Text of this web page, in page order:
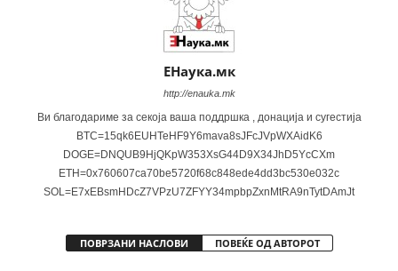
ЕНаука.мк
http://enauka.mk
Ви благодариме за секоја ваша поддршка , донација и сугестија
BTC=15qk6EUHTeHF9Y6mava8sJFcJVpWXAidK6
DOGE=DNQUB9HjQKpW353XsG44D9X34JhD5YcCXm
ETH=0x760607ca70be5720f68c848ede4dd3bc530e032c
SOL=E7xEBsmHDcZ7VPzU7ZFYY34mpbpZxnMtRA9nTytDAmJt
ПОВРЗАНИ НАСЛОВИ ПОВЕЌЕ ОД АВТОРОТ